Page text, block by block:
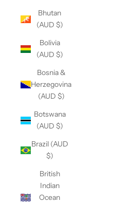
Bhutan
(AUD $)
Bolivia
(AUD $)
Bosnia &
Herzegovina
(AUD $)
Botswana
(AUD $)
Brazil (AUD
$)
British
Indian
Ocean